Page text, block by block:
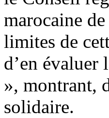
marocaine
limites de
d’en évaluer
», montrant,
solidaire.